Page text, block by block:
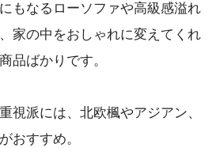
もなるローソファや高級感溢れ
家の中をおしゃれに変えてくれ
品ばかりです。
視派には、北欧楓やアジアン、
おすすめ。